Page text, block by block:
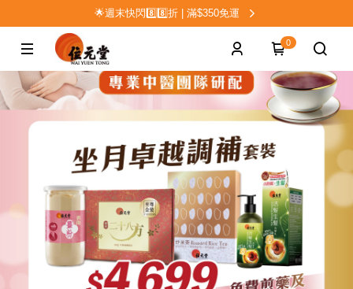
🌟週末快閃8️⃣8️⃣折 | 滿$350免運
0